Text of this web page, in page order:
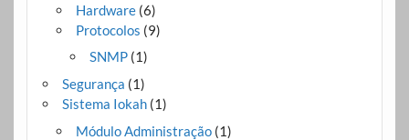
Hardware(6)
Protocolos (9)
SNMP (1)
Segurança (1)
Sistema Iokah(1)
Módulo Administração(1)